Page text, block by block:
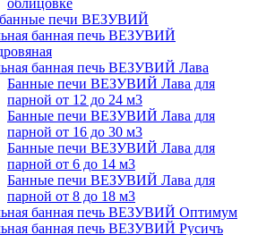
облицовке
печи ВЕЗУВИЙ
банная печь ВЕЗУВИЙ
банная печь ВЕЗУВИЙ Лава
Банные печи ВЕЗУВИЙ Лава для
парной от 12 до 24 м3
Банные печи ВЕЗУВИЙ Лава для
парной от 16 до 30 м3
Банные печи ВЕЗУВИЙ Лава для
парной от 6 до 14 м3
Банные печи ВЕЗУВИЙ Лава для
парной от 8 до 18 м3
банная печь ВЕЗУВИЙ Оптимум
банная печь ВЕЗУВИЙ Русичъ